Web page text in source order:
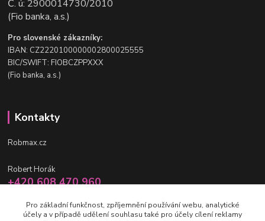
Č. ú: 2900014730/2010
(Fio banka, a.s.)
Pro slovenské zákazníky:
IBAN: CZ2220100000002800025555
BIC/SWIFT: FIOBCZPPXXX
(Fio banka, a.s.)
Kontakty
Robmax.cz
Robert Horák
+420 608 470 960
info@robmax.cz
Pro základní funkčnost, zpříjemnění používání webu, analytické
účely a v případě udělení souhlasu také pro účely cílení reklamy